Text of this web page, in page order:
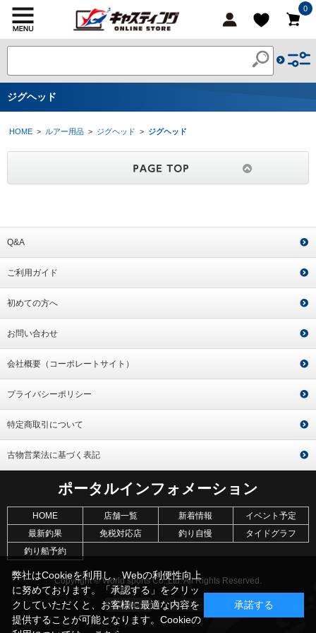
0
ジグヘッド
HOME > ルアー用品 > ジグヘッド > ジグヘッド
Q&A
ご利用ガイド
初めての方へ
お問い合わせ
会社概要（コーポレートサイト）
プライバシーポリシー
特定商取引について
古物営業法に基づく表記
ポータルインフォメーション
HOME 店舗一覧 新着情報
イベント予定
最新釣果
免税対応店 釣り自慢
タイドグラフ
釣り船予約
Copyright © World sports Co.,Ltd. All Rights Reserved.
弊社はCookieを利用し、Webの利便性向上
に努めております。「承認する」をクリッ
クしていただくと、お客様に最適な内容を
提供することが可能となります。Cookieの
承諾する